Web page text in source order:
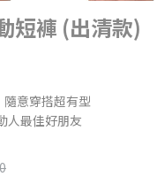
短褲 (出清款)
意穿搭超有型
人最佳好朋友